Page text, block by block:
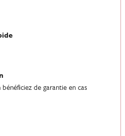
de garantie en cas